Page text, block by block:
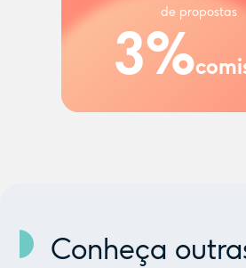
de propostas
3%
Conheça